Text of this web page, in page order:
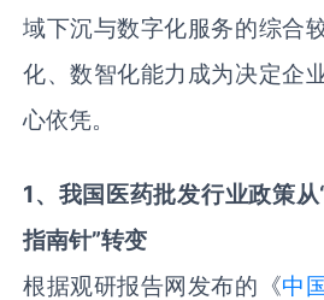
域下沉与数字化服务的综合
化、数智化能力成为决定企
心依凭。
1、我国医药批发行业政策从
指南针”转变
根据观研报告网发布的《中